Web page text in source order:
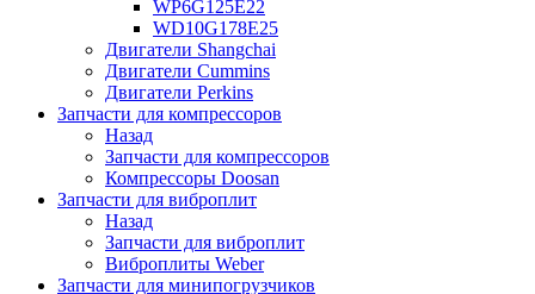
WP6G125E22
WD10G178E25
Двигатели Shangchai
Двигатели Cummins
Двигатели Perkins
Запчасти для компрессоров
Назад
Запчасти для компрессоров
Компрессоры Doosan
Запчасти для виброплит
Назад
Запчасти для виброплит
Виброплиты Weber
Запчасти для минипогрузчиков